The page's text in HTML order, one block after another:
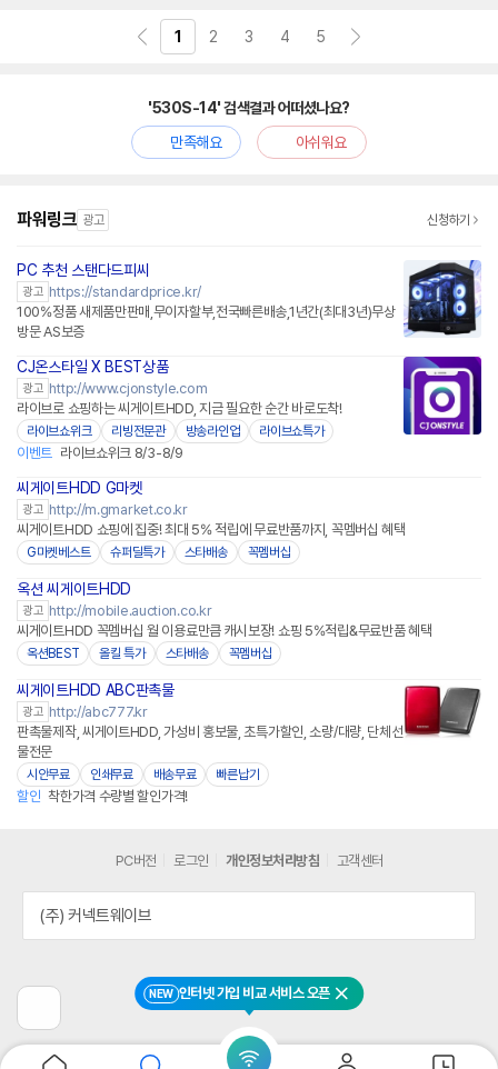
1 2 3 4 5
'530S-14' 검색결과 어떠셨나요?
만족해요
아쉬워요
파워링크 광고 신청하기
PC 추천 스탠다드피씨
광고 https://standardprice.kr/
100%정품 새제품만판매,무이자할부,전국빠른배송,1년간(최대3년)무상
방문 AS보증
CJ온스타일 X BEST상품
광고 http://www.cjonstyle.com
라이브로 쇼핑하는 씨게이트HDD, 지금 필요한 순간 바로도착!
라이브쇼위크 리빙전문관 방송라인업 라이브쇼특가
이벤트 라이브쇼위크 8/3-8/9
씨게이트HDD G마켓
광고 http://m.gmarket.co.kr
씨게이트HDD 쇼핑에 집중! 최대 5% 적립에 무료반품까지, 꼭멤버십 혜택
G마켓베스트 슈퍼딜특가 스타배송 꼭멤버십
옥션 씨게이트HDD
광고 http://mobile.auction.co.kr
씨게이트HDD 꼭멤버십 월 이용료만큼 캐시보장! 쇼핑 5%적립&무료반품 혜택
옥션BEST 올킬 특가 스타배송 꼭멤버십
씨게이트HDD ABC판촉물
광고 http://abc777.kr
판촉물제작, 씨게이트HDD, 가성비 홍보물, 초특가할인, 소량/대량, 단체선
물전문
시안무료 인쇄무료 배송무료 빠른납기
할인 착한가격 수량별 할인가격!
전
페
이
NEW 인터넷 가입 비교 서비스 오픈 닫기
PC버전 로그인 개인정보처리방침 고객센터
(주) 커넥트웨이브